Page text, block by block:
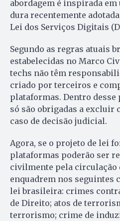
abordagem é inspirada
dura recentemente
Lei dos Serviços Digitais
Segundo as regras atuais
estabelecidas no Marco
techs não têm
criado por terceiros e
plataformas. Dentro
só são obrigadas a excluir
caso de decisão judicial.
Agora, se o projeto de lei
plataformas poderão ser
civilmente pela circulação
enquadrem nos seguintes
lei brasileira: crimes
de Direito; atos de
terrorismo; crime de